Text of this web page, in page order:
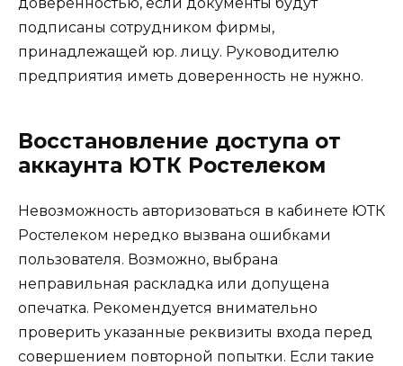
подписаны сотрудником фирмы,
принадлежащей юр. лицу. Руководителю
предприятия иметь доверенность не нужно.
Восстановление доступа от
аккаунта ЮТК Ростелеком
Невозможность авторизоваться в кабинете ЮТК
Ростелеком нередко вызвана ошибками
пользователя. Возможно, выбрана
неправильная раскладка или допущена
опечатка. Рекомендуется внимательно
проверить указанные реквизиты входа перед
совершением повторной попытки. Если такие